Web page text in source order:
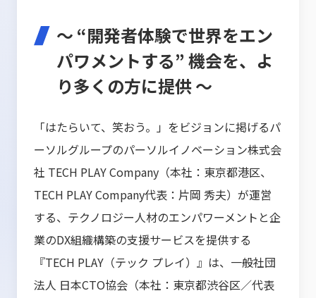
～ “開発者体験で世界をエン
パワメントする” 機会を、よ
り多くの方に提供 ～
「はたらいて、笑おう。」をビジョンに掲げるパ
ーソルグループのパーソルイノベーション株式会
社 TECH PLAY Company（本社：東京都港区、
TECH PLAY Company代表：片岡 秀夫）が運営
する、テクノロジー人材のエンパワーメントと企
業のDX組織構築の支援サービスを提供する
『TECH PLAY（テック プレイ）』は、一般社団
法人 日本CTO協会（本社：東京都渋谷区／代表